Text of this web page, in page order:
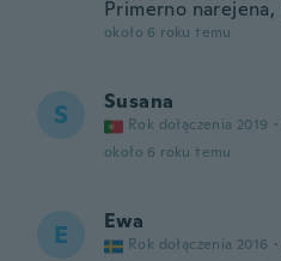
Primerno
około 6 roku temu
S Susana
Rok dołączenia 2019 ·
około 6 roku temu
E Ewa
Rok dołączenia 2016 ·